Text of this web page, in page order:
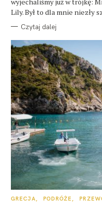
Lily. Był to dla mnie niezły
Czytaj dalej
K
GRECJA PODRÓŻE